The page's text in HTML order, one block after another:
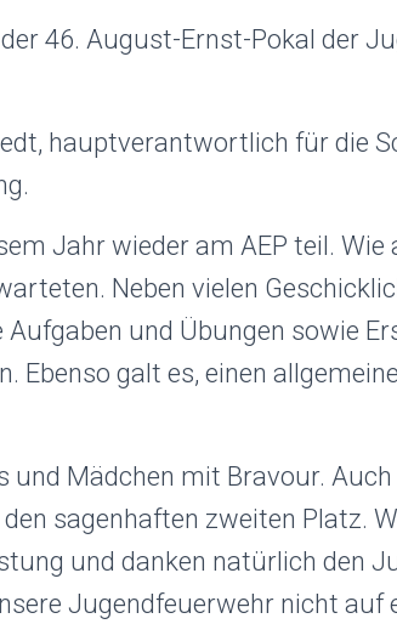
46. August-Ernst-Pokal der
hauptverantwortlich für die
Jahr wieder am AEP teil. Wie
Neben vielen
und Übungen sowie
Ebenso galt es, einen
Mädchen mit Bravour.
sagenhaften zweiten Platz.
und danken natürlich den
Jugendfeuerwehr nicht auf